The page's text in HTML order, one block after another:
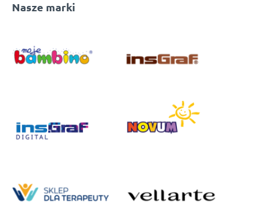
Nasze marki